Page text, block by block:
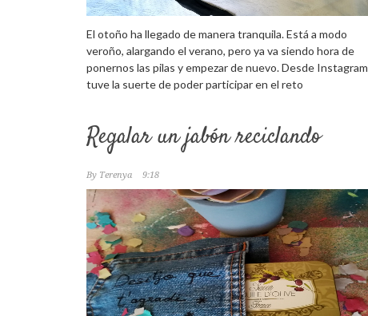
El otoño ha llegado de manera tranquila. Está a modo
veroño, alargando el verano, pero ya va siendo hora de
ponernos las pilas y empezar de nuevo. Desde Instagram
tuve la suerte de poder participar en el reto
Regalar un jabón reciclando
By Terenya 9:18